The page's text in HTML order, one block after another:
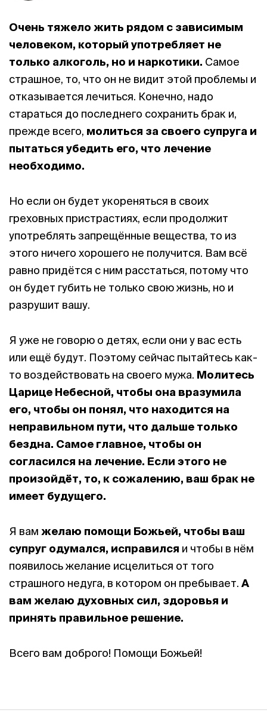
Очень тяжело жить рядом с зависимым
человеком, который употребляет не
только алкоголь, но и наркотики. Самое
страшное, то, что он не видит этой проблемы и
отказывается лечиться. Конечно, надо
стараться до последнего сохранить брак и,
прежде всего, молиться за своего супруга и
пытаться убедить его, что лечение
необходимо.
Но если он будет укореняться в своих
греховных пристрастиях, если продолжит
употреблять запрещённые вещества, то из
этого ничего хорошего не получится. Вам всё
равно придётся с ним расстаться, потому что
он будет губить не только свою жизнь, но и
разрушит вашу.
Я уже не говорю о детях, если они у вас есть
или ещё будут. Поэтому сейчас пытайтесь как-
то воздействовать на своего мужа. Молитесь
Царице Небесной, чтобы она вразумила
его, чтобы он понял, что находится на
неправильном пути, что дальше только
бездна. Самое главное, чтобы он
согласился на лечение. Если этого не
произойдёт, то, к сожалению, ваш брак не
имеет будущего.
Я вам желаю помощи Божьей, чтобы ваш
супруг одумался, исправился и чтобы в нём
появилось желание исцелиться от того
страшного недуга, в котором он пребывает. А
вам желаю духовных сил, здоровья и
принять правильное решение.
Всего вам доброго! Помощи Божьей!